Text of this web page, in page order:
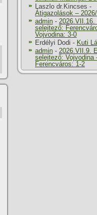
Laszlo dr.Kincses -
Átigazolások –
admin - 2026.VII.16.
selejtező:
Vojvodina: 3-0
Erdélyi Dodi - Kuti
admin - 2026.VII.9.
selejtező: Vojvodina
Ferencváros: 1-2